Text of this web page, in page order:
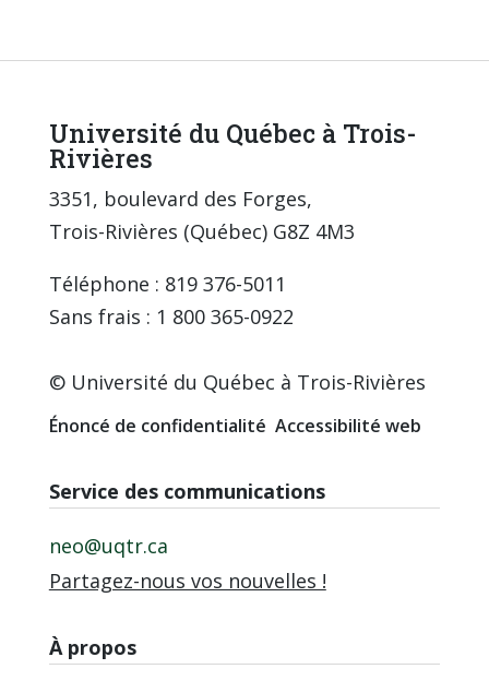
Université du Québec à Trois-
Rivières
3351, boulevard des Forges,
Trois-Rivières (Québec) G8Z 4M3
Téléphone : 819 376-5011
Sans frais : 1 800 365-0922
© Université du Québec à Trois-Rivières
Énoncé de confidentialité Accessibilité web
Service des communications
neo@uqtr.ca
Partagez-nous vos nouvelles !
À propos